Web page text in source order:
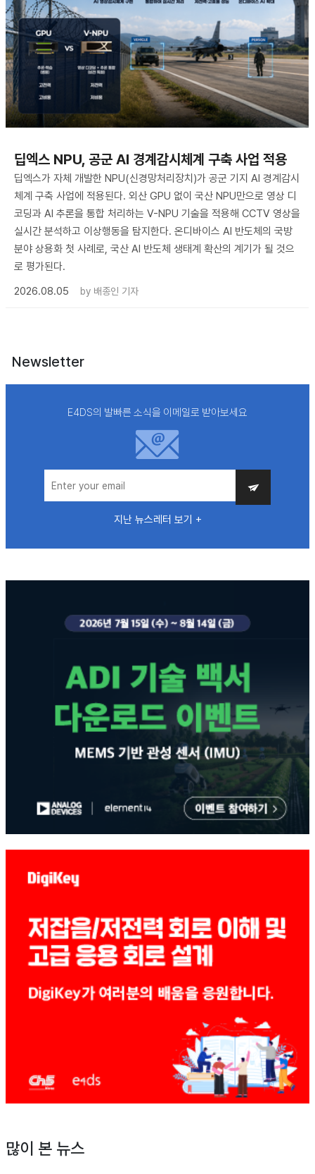
딥엑스 NPU, 공군 AI 경계감시체계 구축 사업 적용
딥엑스가 자체 개발한 NPU(신경망처리장치)가 공군 기지 AI 경계감시
체계 구축 사업에 적용된다. 외산 GPU 없이 국산 NPU만으로 영상 디
코딩과 AI 추론을 통합 처리하는 V-NPU 기술을 적용해 CCTV 영상을
실시간 분석하고 이상행동을 탐지한다. 온디바이스 AI 반도체의 국방
분야 상용화 첫 사례로, 국산 AI 반도체 생태계 확산의 계기가 될 것으
로 평가된다.
2026.08.05
by 배종인 기자
Newsletter
E4DS의 발빠른 소식을 이메일로 받아보세요
지난 뉴스레터 보기 +
많이 본 뉴스